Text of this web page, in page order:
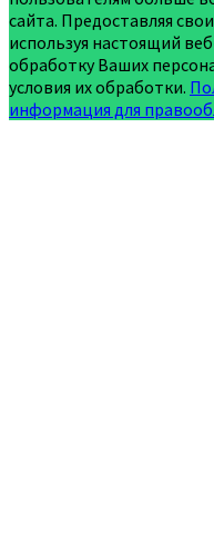
сайта. Предоставляя
используя настоящий
обработку Ваших
условия их обработки.
информация для